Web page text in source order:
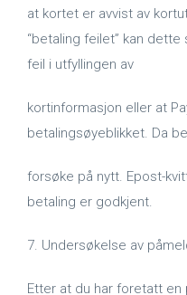
at kortet er avvist av
“betaling feilet” kan
feil i utfyllingen av
kortinformasjon eller at
betalingsøyeblikket. Da
forsøke på nytt. Epost-
betaling er godkjent.
7. Undersøkelse av
Etter at du har foretatt en